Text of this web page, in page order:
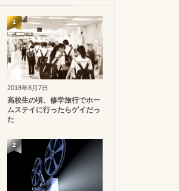
2018年8月7日
高校生の頃、修学旅行でホー
ムステイに行ったらゲイだっ
た
1
2